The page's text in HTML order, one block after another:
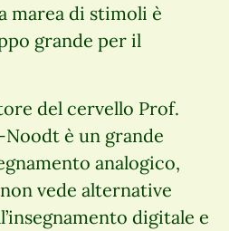
marea di stimoli è
grande per il
del cervello Prof.
è un grande
analogico,
vede alternative
digitale e